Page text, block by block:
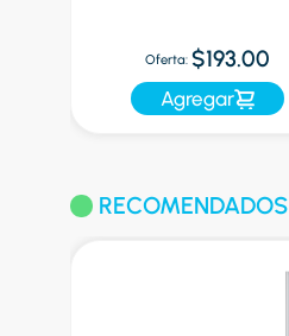
Oferta: $193.00
Agregar
RECOMENDADOS